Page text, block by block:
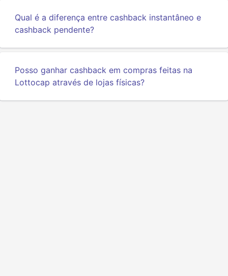
Qual é a diferença entre cashback instantâneo e
cashback pendente?
Posso ganhar cashback em compras feitas na
Lottocap através de lojas físicas?